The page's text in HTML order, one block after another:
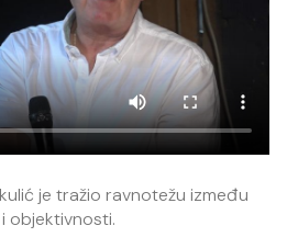
je tražio ravnotežu između
objektivnosti.